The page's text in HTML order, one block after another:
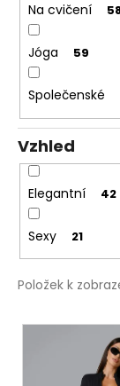
Na cvičení
Jóga 59
Společenské
Vzhled
Elegantní 42
Sexy 21
Položek k
V